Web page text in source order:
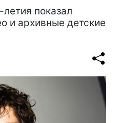
показал
и архивные детские